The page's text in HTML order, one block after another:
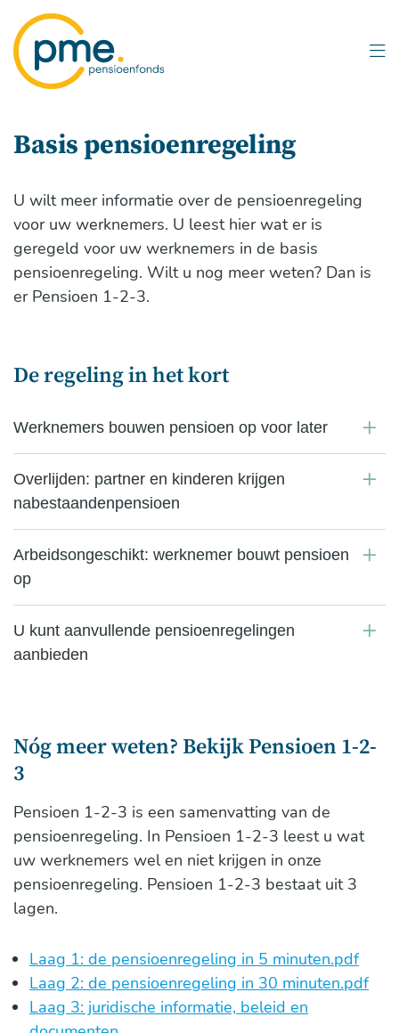
naar
inhoud
gaan
Basis pensioenregeling
U wilt meer informatie over de pensioenregeling
voor uw werknemers. U leest hier wat er is
geregeld voor uw werknemers in de basis
pensioenregeling. Wilt u nog meer weten? Dan is
er Pensioen 1-2-3.
De regeling in het kort
Werknemers bouwen pensioen op voor later
Overlijden: partner en kinderen krijgen
nabestaandenpensioen
Arbeidsongeschikt: werknemer bouwt pensioen
op
U kunt aanvullende pensioenregelingen
aanbieden
Nóg meer weten? Bekijk Pensioen 1-2-
3
Pensioen 1-2-3 is een samenvatting van de
pensioenregeling. In Pensioen 1-2-3 leest u wat
uw werknemers wel en niet krijgen in onze
pensioenregeling. Pensioen 1-2-3 bestaat uit 3
lagen.
Laag 1: de pensioenregeling in 5 minuten.pdf
Laag 2: de pensioenregeling in 30 minuten.pdf
Laag 3: juridische informatie, beleid en